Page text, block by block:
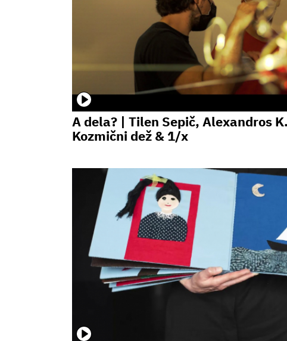
A dela? | Tilen Sepič, Alexandros
Kozmični dež & 1/x